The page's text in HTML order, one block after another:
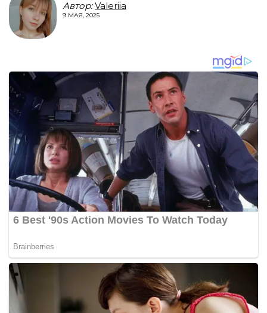
Автор: Valeriia
9 МАЯ, 2025